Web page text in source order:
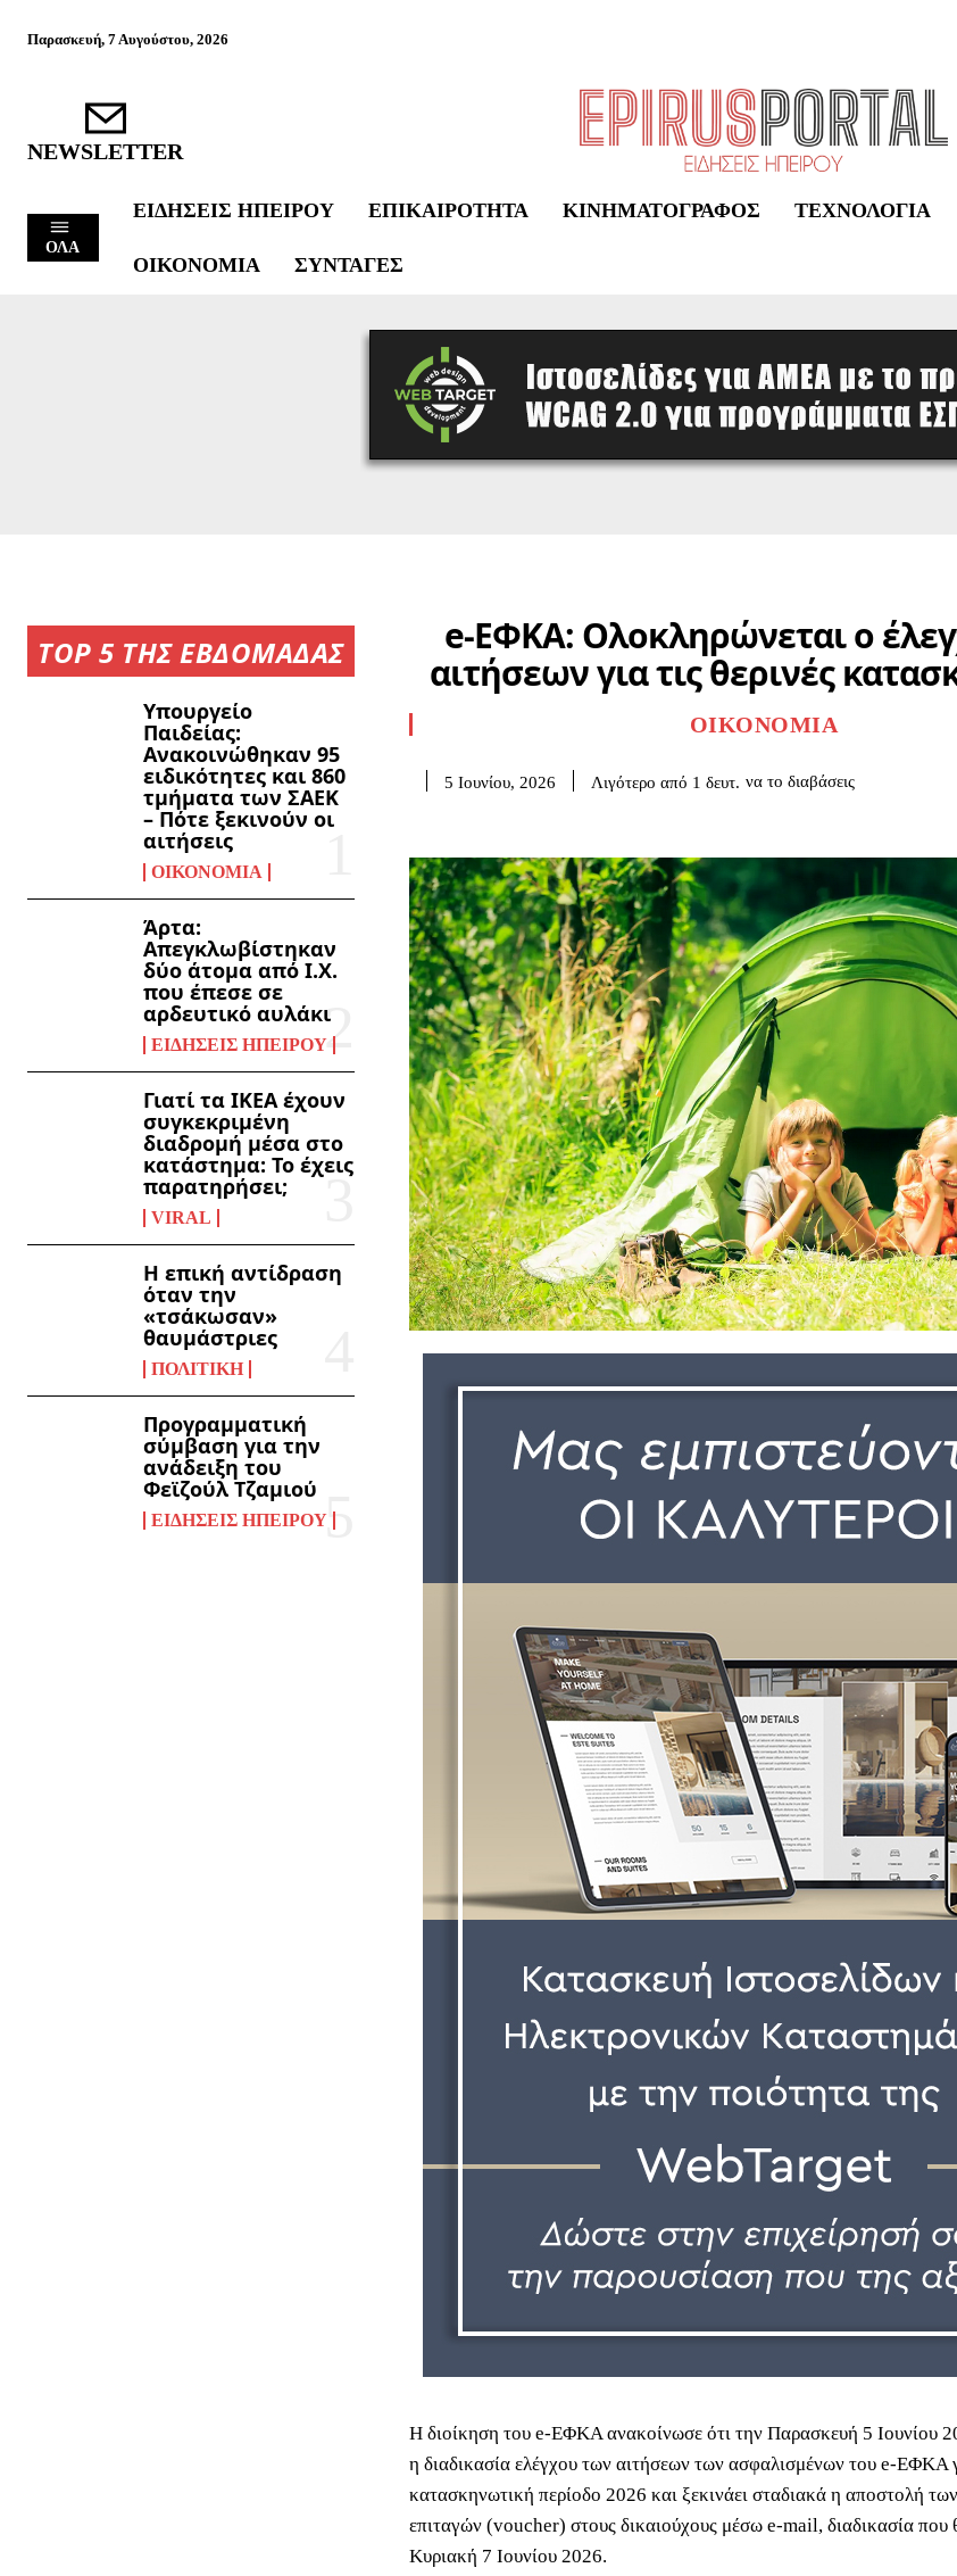
Παρασκευή, 7 Αυγούστου, 2026
NEWSLETTER
ΟΛΑ
ΕΙΔΉΣΕΙΣ ΗΠΕΊΡΟΥ ΕΠΙΚΑΙΡΌΤΗΤΑ ΚΙΝΗΜΑΤΟΓΡΆΦΟΣ ΤΕΧΝΟΛΟΓΊΑ
ΟΙΚΟΝΟΜΊΑ ΣΥΝΤΑΓΈΣ
TOP 5 ΤΗΣ ΕΒΔΟΜΑΔΑΣ
Υπουργείο
Παιδείας:
Ανακοινώθηκαν 95
ειδικότητες και 860
τμήματα των ΣΑΕΚ
– Πότε ξεκινούν οι
αιτήσεις
ΟΙΚΟΝΟΜΊΑ
Άρτα:
Απεγκλωβίστηκαν
δύο άτομα από Ι.Χ.
που έπεσε σε
αρδευτικό αυλάκι
ΕΙΔΉΣΕΙΣ ΗΠΕΊΡΟΥ
Γιατί τα ΙΚΕΑ έχουν
συγκεκριμένη
διαδρομή μέσα στο
κατάστημα: Το έχεις
παρατηρήσει;
VIRAL
Η επική αντίδραση
όταν την
«τσάκωσαν»
θαυμάστριες
ΠΟΛΙΤΙΚΉ
Προγραμματική
σύμβαση για την
ανάδειξη του
Φεϊζούλ Τζαμιού
ΕΙΔΉΣΕΙΣ ΗΠΕΊΡΟΥ
e-ΕΦΚΑ: Ολοκληρώνεται ο
αιτήσεων για τις θερινές
ΟΙΚΟΝΟΜΊΑ
5 Ιουνίου, 2026 Λιγότερο από 1 δευτ. να το διαβάσεις
Η διοίκηση του e-ΕΦΚΑ ανακοίνωσε ότι την Παρασκευή 5 Ιουνίου
η διαδικασία ελέγχου των αιτήσεων των ασφαλισμένων του e-ΕΦΚΑ
κατασκηνωτική περίοδο 2026 και ξεκινάει σταδιακά η αποστολή
επιταγών (voucher) στους δικαιούχους μέσω e-mail, διαδικασία που
Κυριακή 7 Ιουνίου 2026.